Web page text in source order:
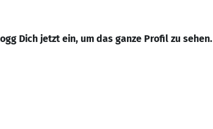
Dich jetzt ein, um das ganze Profil zu sehen.